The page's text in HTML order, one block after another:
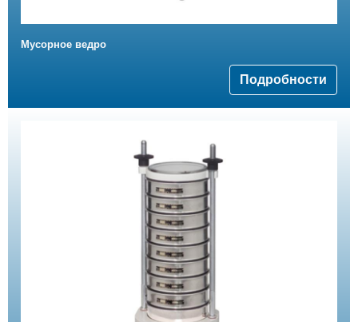
Мусорное ведро
Подробности